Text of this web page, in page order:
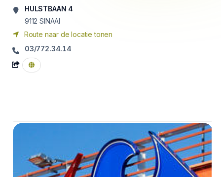
HULSTBAAN 4
9112 SINAAI
Route naar de locatie tonen
03/772.34.14